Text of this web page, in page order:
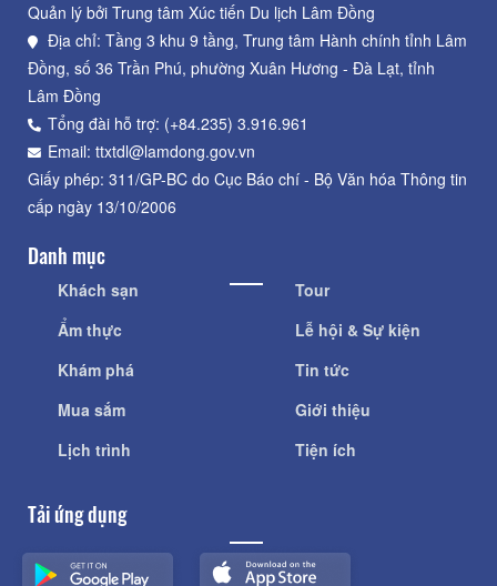
Quản lý bởi Trung tâm Xúc tiến Du lịch Lâm Đồng
Địa chỉ: Tầng 3 khu 9 tầng, Trung tâm Hành chính tỉnh Lâm
Đồng, số 36 Trần Phú, phường Xuân Hương - Đà Lạt, tỉnh
Lâm Đồng
Tổng đài hỗ trợ: (+84.235) 3.916.961
Email: ttxtdl@lamdong.gov.vn
Giấy phép: 311/GP-BC do Cục Báo chí - Bộ Văn hóa Thông tin
cấp ngày 13/10/2006
Danh mục
Khách sạn
Ẩm thực
Khám phá
Mua sắm
Lịch trình
Tour
Lễ hội & Sự kiện
Tin tức
Giới thiệu
Tiện ích
Tải ứng dụng